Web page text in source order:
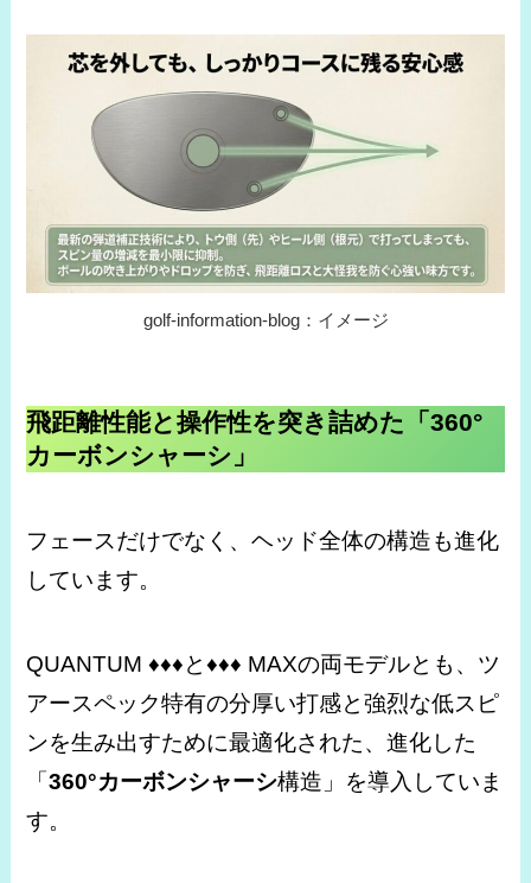
golf-information-blog：イメージ
飛距離性能と操作性を突き詰めた「360°
カーボンシャーシ」
フェースだけでなく、ヘッド全体の構造も進化
しています。
QUANTUM ♦♦♦と♦♦♦ MAXの両モデルとも、ツ
アースペック特有の分厚い打感と強烈な低スピ
ンを生み出すために最適化された、進化した
「360°カーボンシャーシ構造」を導入していま
す。